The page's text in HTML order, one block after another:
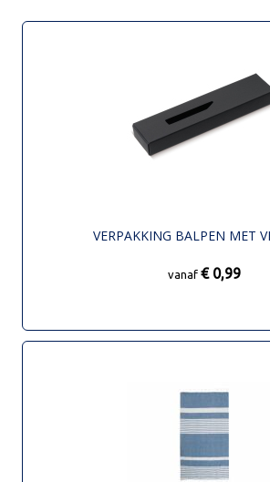
VERPAKKING BALPEN MET
vanaf € 0,99